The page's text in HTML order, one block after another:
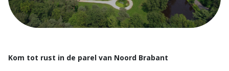
Kom tot rust in de parel van Noord Brabant